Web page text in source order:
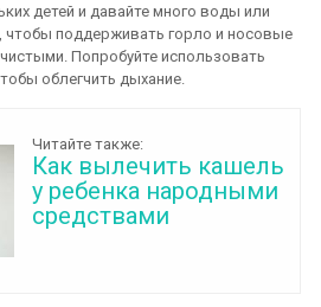
детей и давайте много воды или
чтобы поддерживать горло и носовые
Попробуйте использовать
облегчить дыхание.
Читайте также:
Как вылечить кашель
у ребенка народными
средствами